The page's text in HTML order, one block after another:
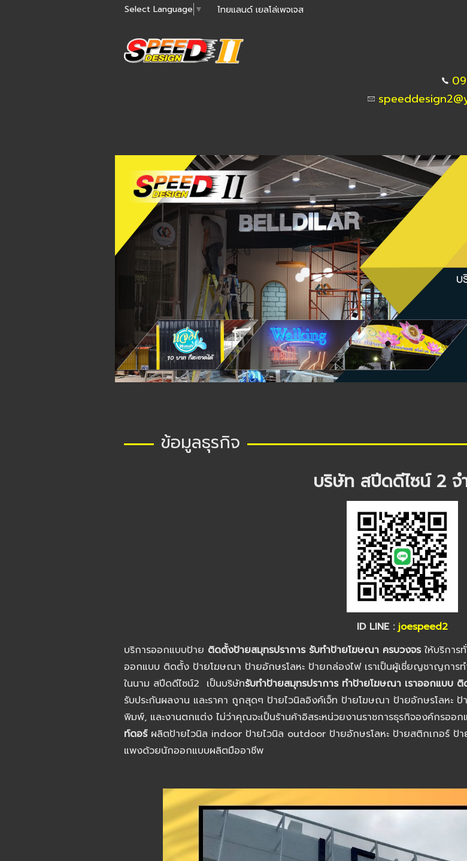
Select Language ▼ ไทยแลนด์ เยลโล่เพจเจส
ข้อมูลธุรกิจ
บริษัท สปีดดีไซน์ 2 จ
ID LINE :joespeed2
บริการออกแบบป้าย ติดตั้งป้ายสมุทรปราการ รับทำป้ายโฆษณา ครบวงจรให้บริการ
ออกแบบ ติดตั้ง ป้ายโฆษณา ป้ายอักษรโลหะ ป้ายกล่องไฟ เราเป็นผู้เชี่ยญชาญการ
ในนาม สปีดดีไซน์2 เป็นบริษัทรับทำป้ายสมุทรปราการ ทำป้ายโฆษณา เราออกแบบ
รับประกันผลงาน และราคา ถูกสุดๆ ป้ายไวนิลอิงค์เจ็ท ป้ายโฆษณา ป้ายอักษรโลหะ
พิมพ์, และงานตกแต่ง ไม่ว่าคุณจะเป็นร้านค้าอิสระหน่วยงานราชการธุรกิจองค์กรออ
ท์ดอร์ผลิตป้ายไวนิล indoor ป้ายไวนิล outdoor ป้ายอักษรโลหะ ป้ายสติกเกอร์ ป้
แพงด้วยนักออกแบบผลิตมืออาชีพ